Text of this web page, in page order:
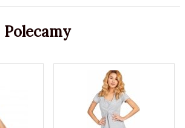
Polecamy